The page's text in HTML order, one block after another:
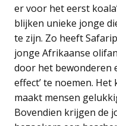
er voor het eerst
blijken unieke jonge
te zijn. Zo heeft
jonge Afrikaanse
door het bewonderen
effect’ te noemen.
maakt mensen
Bovendien krijgen de